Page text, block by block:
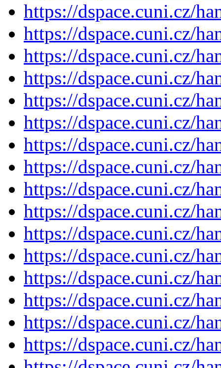
https://dspace.cuni.cz/
https://dspace.cuni.cz/
https://dspace.cuni.cz/
https://dspace.cuni.cz/
https://dspace.cuni.cz/
https://dspace.cuni.cz/
https://dspace.cuni.cz/
https://dspace.cuni.cz/
https://dspace.cuni.cz/
https://dspace.cuni.cz/
https://dspace.cuni.cz/
https://dspace.cuni.cz/
https://dspace.cuni.cz/
https://dspace.cuni.cz/
https://dspace.cuni.cz/
https://dspace.cuni.cz/